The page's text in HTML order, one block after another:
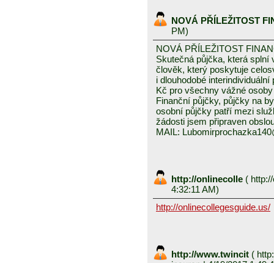
NOVÁ PŘÍLEŽITOST
PM)
NOVÁ PŘÍLEŽITOST
Skutečná půjčka, která
člověk, který poskytuje
i dlouhodobé
Kč pro všechny vážné
Finanční půjčky, půjčky na
osobní půjčky patří mezi
žádosti jsem připraven
MAIL:
http://onlinecolle (
4:32:11 AM)
http://onlinecollegesguide.us/
http://www.twincit (